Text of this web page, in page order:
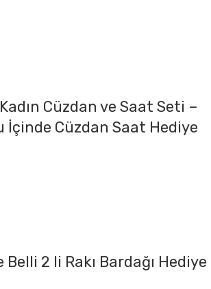
Cüzdan ve Saat Seti –
İçinde Cüzdan Saat Hediye
Belli 2 li Rakı Bardağı Hediye